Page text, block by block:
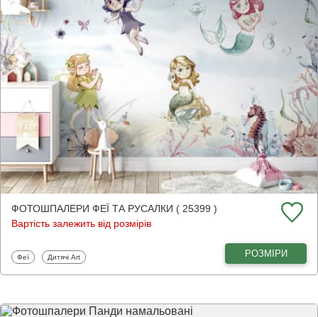
ФОТОШПАЛЕРИ ФЕЇ ТА РУСАЛКИ ( 25399 )
Вартість залежить від розмірів
Фотошпалери
Феї Фотошпалери
Дитячі Art РОЗМІРИ